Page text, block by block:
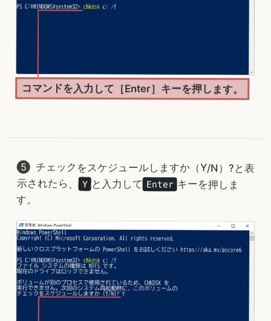
コマンドを入力して［Enter］キーを押します。
チェックをスケジュールしますか（Y/N）?と表
示されたら、 Y と入力して Enter キーを押しま
す。